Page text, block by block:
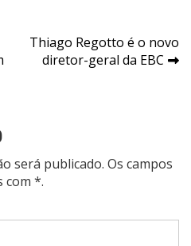
Thiago Regotto é o novo
diretor-geral da EBC
será publicado. Os campos
com *.